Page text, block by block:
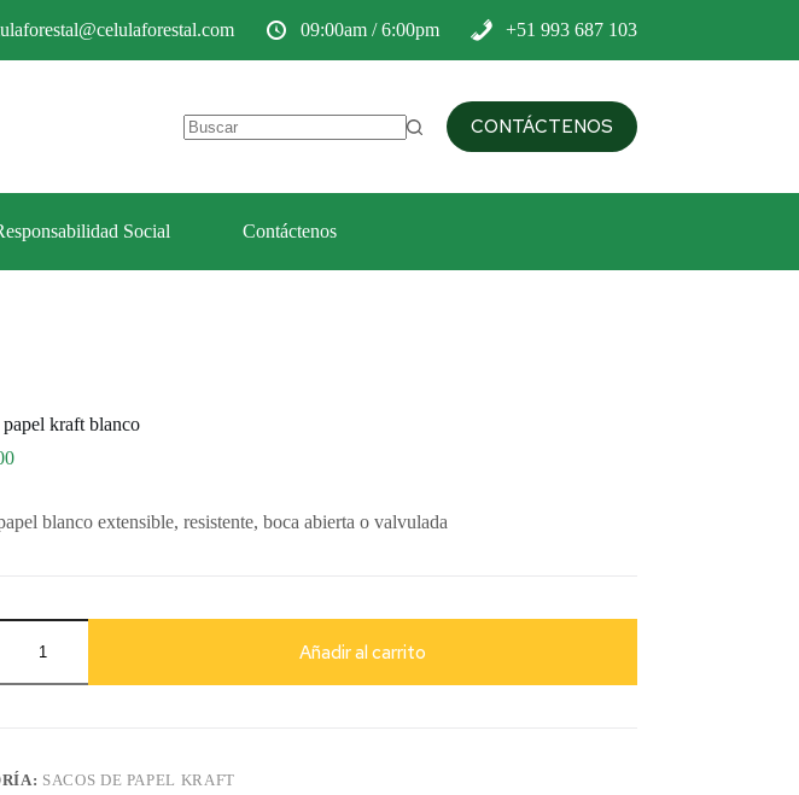
09:00am / 6:00pm +51 993 687 103
CONTÁCTENOS
Social Contáctenos
papel kraft blanco
blanco extensible, resistente, boca abierta o valvulada
Añadir al carrito
SACOS DE PAPEL KRAFT